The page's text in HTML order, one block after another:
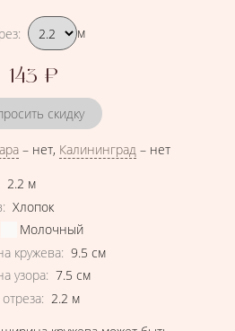
вариант
: м
Цена
143 ₽
скидку
– нет, Калининград – нет
2.2 м
: Хлопок
Молочный
кружева: 9.5 см
узора: 7.5 см
: 2.2 м